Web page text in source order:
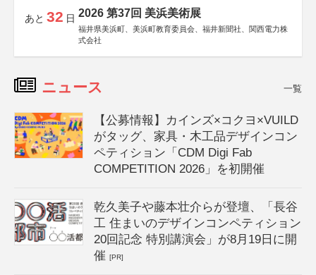
あと 32 日 2026 第37回 美浜美術展
福井県美浜町、美浜町教育委員会、福井新聞社、関西電力株
式会社
ニュース 一覧
【公募情報】カインズ×コクヨ×VUILD
がタッグ、家具・木工品デザインコン
ペティション「CDM Digi Fab
COMPETITION 2026」を初開催
乾久美子や藤本壮介らが登壇、「長谷
工 住まいのデザインコンペティション
20回記念 特別講演会」が8月19日に開
催[PR]